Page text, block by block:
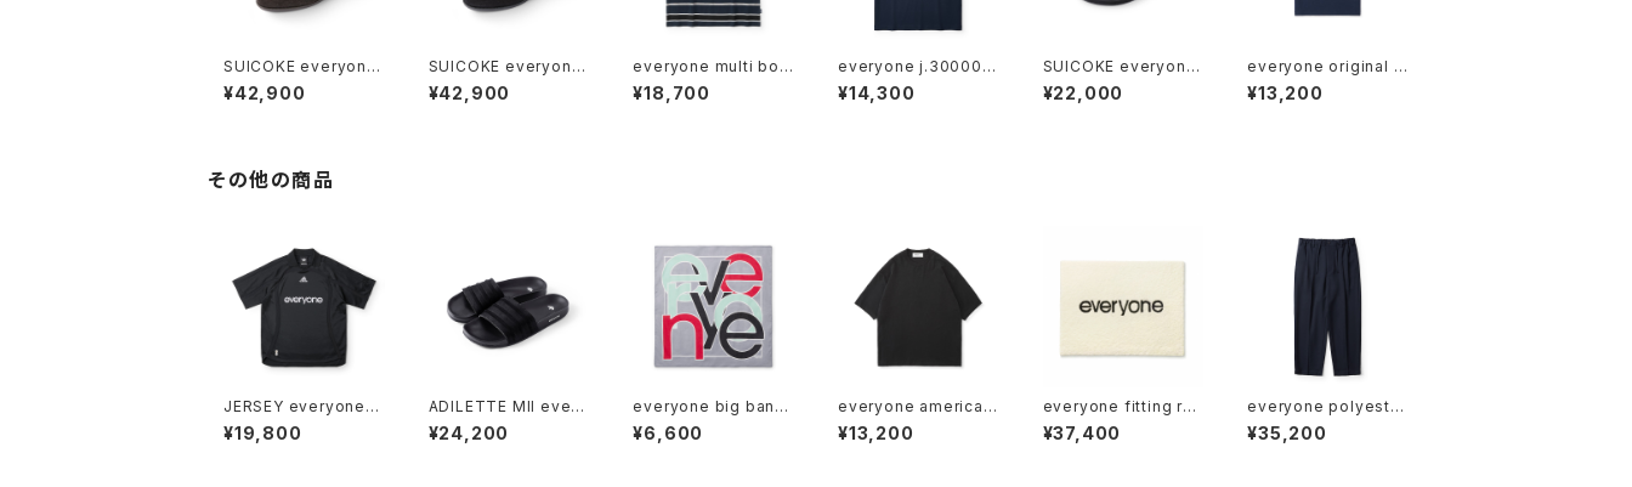
SUICOKE everyone
suede deck shoes
(D.BROWN)
¥42,900
SUICOKE everyone
suede deck shoes
(BLACK)
¥42,900
everyone multi bor
der short sleeve te
e shirt (NAVY/BLAC
¥18,700
everyone j.30000 r
ooftop logo tee shi
rt (NAVY)
¥14,300
SUICOKE everyone
flip flop (BLACK)
¥22,000
everyone original l
ogo american cotto
n tee petit (NAVY)
¥13,200
その他の商品
JERSEY everyone
(BLACK)
¥19,800
ADILETTE MII every
one (CORE BLACK)
¥24,200
everyone big band
ana (GRAY)
¥6,600
everyone american
cotton tee shirt (BL
ACK)
¥13,200
everyone fitting rug
made by MIYOSHI R
UG (NATURAL)
¥37,400
everyone polyester
twill chef pants (NA
VY)
¥35,200